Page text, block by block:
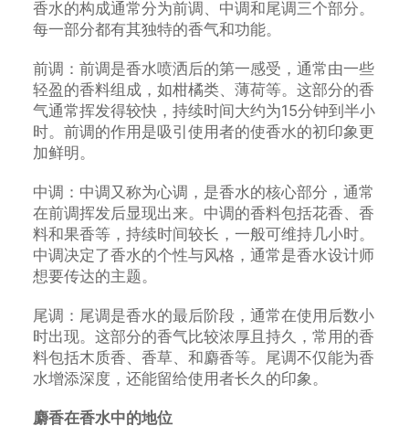
香水的构成通常分为前调、中调和尾调三个部分。
每一部分都有其独特的香气和功能。
前调：前调是香水喷洒后的第一感受，通常由一些
轻盈的香料组成，如柑橘类、薄荷等。这部分的香
气通常挥发得较快，持续时间大约为15分钟到半小
时。前调的作用是吸引使用者的使香水的初印象更
加鲜明。
中调：中调又称为心调，是香水的核心部分，通常
在前调挥发后显现出来。中调的香料包括花香、香
料和果香等，持续时间较长，一般可维持几小时。
中调决定了香水的个性与风格，通常是香水设计师
想要传达的主题。
尾调：尾调是香水的最后阶段，通常在使用后数小
时出现。这部分的香气比较浓厚且持久，常用的香
料包括木质香、香草、和麝香等。尾调不仅能为香
水增添深度，还能留给使用者长久的印象。
麝香在香水中的地位